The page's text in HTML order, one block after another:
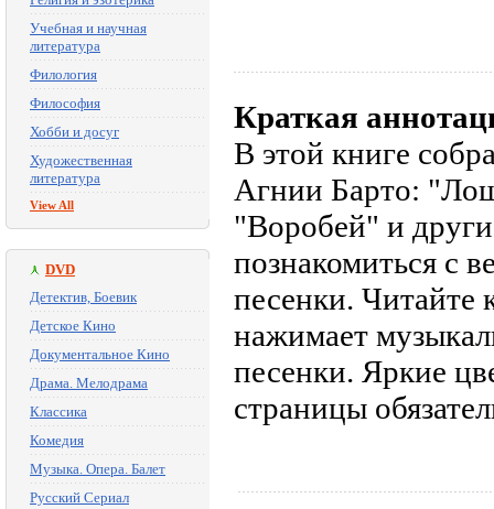
Учебная и научная
литература
Филология
Философия
Хобби и досуг
Художественная
литература
View All
DVD
Детектив, Боевик
Детское Кино
Документальное Кино
Драма. Мелодрама
Классика
Комедия
Музыка. Опера. Балет
Русский Сериал
Краткая
В этой книге
Агнии Барто:
"Воробей" и
познакомиться с
песенки. Читайте
нажимает
песенки. Яркие
страницы